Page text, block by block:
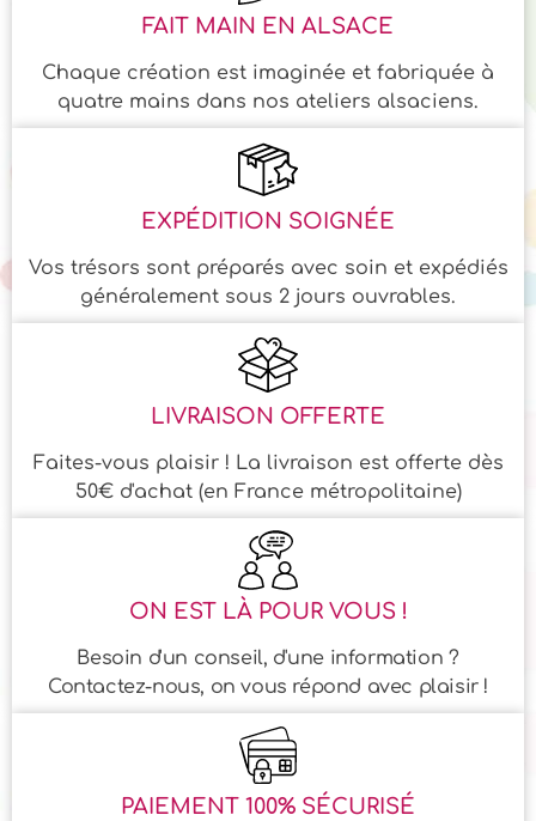
FAIT MAIN EN ALSACE
Chaque création est imaginée et fabriquée à
quatre mains dans nos ateliers alsaciens.
EXPÉDITION SOIGNÉE
Vos trésors sont préparés avec soin et expédiés
généralement sous 2 jours ouvrables.
LIVRAISON OFFERTE
Faites-vous plaisir ! La livraison est offerte dès
50€ d'achat (en France métropolitaine)
ON EST LÀ POUR VOUS !
Besoin d'un conseil, d'une information ?
Contactez-nous, on vous répond avec plaisir !
PAIEMENT 100% SÉCURISÉ